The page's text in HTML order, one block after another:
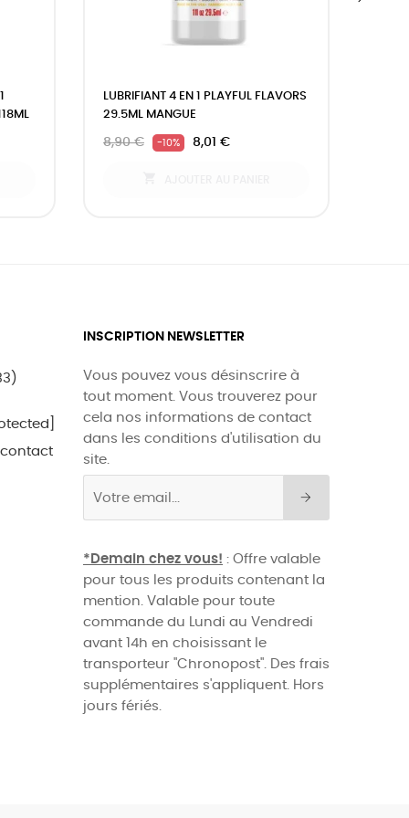
LUBRIFIANT 4 EN 1 PLAYFUL FLAVORS
29.5ML MANGUE
8,90 € -10% 8,01 €
INSCRIPTION NEWSLETTER
Vous pouvez vous désinscrire à
tout moment. Vous trouverez pour
cela nos informations de contact
dans les conditions d'utilisation du
site.
*Demain chez vous! : Offre valable
pour tous les produits contenant la
mention. Valable pour toute
commande du Lundi au Vendredi
avant 14h en choisissant le
transporteur "Chronopost". Des frais
supplémentaires s'appliquent. Hors
jours fériés.